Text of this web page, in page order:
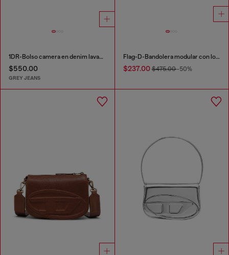
1DR-Bolso camera en denim lavado
$550.00
GREY JEANS
Flag-D-Bandolera modular con logo en relieve y lavado oscuro
$237.00$475.00-50%